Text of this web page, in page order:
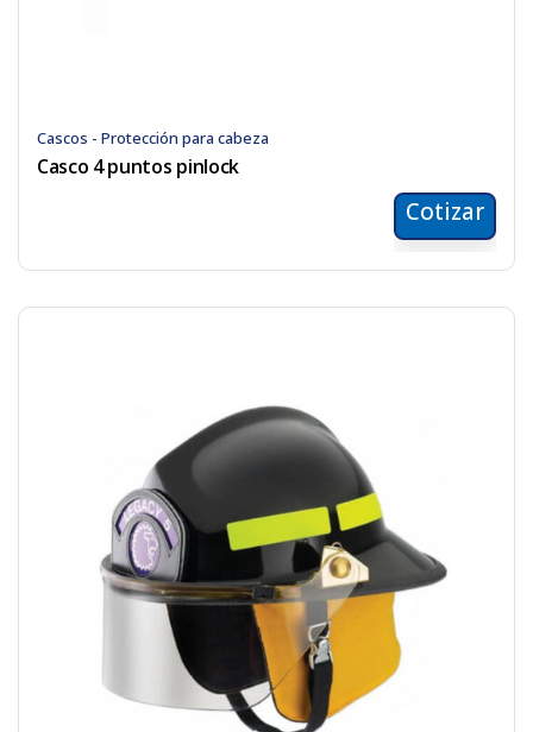
Cascos - Protección para cabeza
Casco 4 puntos pinlock
Cotizar